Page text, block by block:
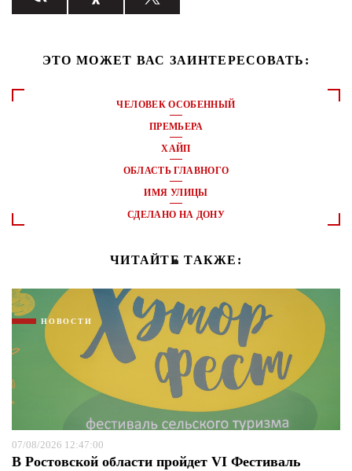
ЭТО МОЖЕТ ВАС ЗАИНТЕРЕСОВАТЬ:
ЧЕЛОВЕК ОСОБЕННЫЙ
ПРЕМЬЕРА
ХАЙП
ОБЛАСТЬ ГЛАВНОГО
ИМЯ УЛИЦЫ
СДЕЛАНО НА ДОНУ
ЧИТАЙТЕ ТАКЖЕ:
НОВОСТИ
07/08/2026 12:47:00
В Ростовской области пройдет VI Фестиваль